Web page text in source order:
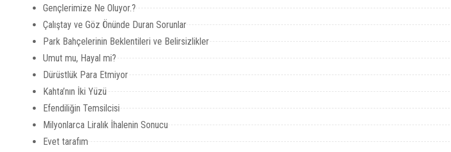
Gençlerimize Ne Oluyor.?
Çalıştay ve Göz Önünde Duran Sorunlar
Park Bahçelerinin Beklentileri ve Belirsizlikler
Umut mu, Hayal mi?
Dürüstlük Para Etmiyor
Kahta’nın İki Yüzü
Efendiliğin Temsilcisi
Milyonlarca Liralık İhalenin Sonucu
Evet tarafım